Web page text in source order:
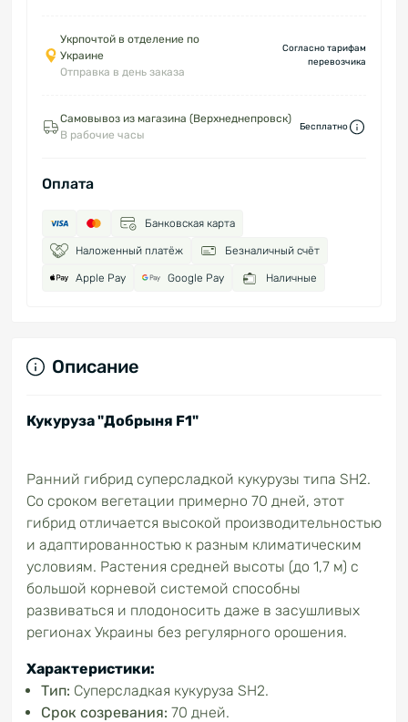
Укрпочтой в отделение по
Украине
Отправка в день заказа
Согласно тарифам
перевозчика
Самовывоз из магазина (Верхнеднепровск)
В рабочие часы
Бесплатно
Оплата
Банковская карта
Наложенный платёж Безналичный счёт
Apple Pay Google Pay Наличные
Описание
Кукуруза "Добрыня F1"
Ранний гибрид суперсладкой кукурузы типа SH2.
Со сроком вегетации примерно 70 дней, этот
гибрид отличается высокой производительностью
и адаптированностью к разным климатическим
условиям. Растения средней высоты (до 1,7 м) с
большой корневой системой способны
развиваться и плодоносить даже в засушливых
регионах Украины без регулярного орошения.
Характеристики:
Тип: Суперсладкая кукуруза SH2.
Срок созревания: 70 дней.